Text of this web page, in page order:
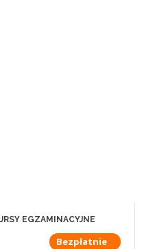
EGZAMINACYJNE
Bezpłatnie